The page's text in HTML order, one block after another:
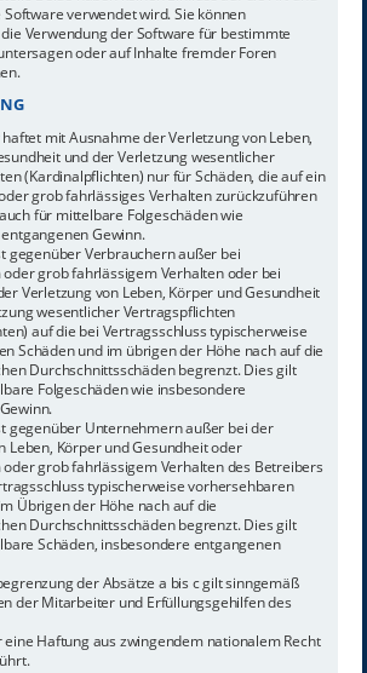
Software verwendet wird. Sie können
Verwendung der Software für bestimmte
oder auf Inhalte fremder Foren
mit Ausnahme der Verletzung von Leben,
und der Verletzung wesentlicher
(Kardinalpflichten) nur für Schäden, die auf ein
grob fahrlässiges Verhalten zurückzuführen
für mittelbare Folgeschäden wie
Gewinn.
gegenüber Verbrauchern außer bei
grob fahrlässigem Verhalten oder bei
Verletzung von Leben, Körper und Gesundheit
wesentlicher Vertragspflichten
auf die bei Vertragsschluss typischerweise
Schäden und im übrigen der Höhe nach auf die
Durchschnittsschäden begrenzt. Dies gilt
Folgeschäden wie insbesondere
gegenüber Unternehmern außer bei der
Leben, Körper und Gesundheit oder
grob fahrlässigem Verhalten des Betreibers
typischerweise vorhersehbaren
Übrigen der Höhe nach auf die
Durchschnittsschäden begrenzt. Dies gilt
Schäden, insbesondere entgangenen
der Absätze a bis c gilt sinngemäß
der Mitarbeiter und Erfüllungsgehilfen des
Haftung aus zwingendem nationalem Recht